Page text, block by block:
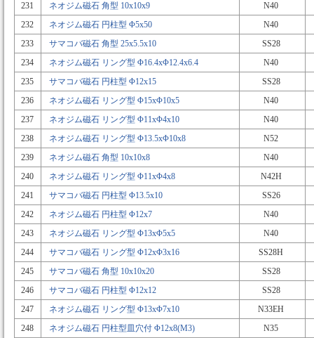
231
ネオジム磁石 角型 10x10x9
N40
232
ネオジム磁石 円柱型 Φ5x50
N40
233
サマコバ磁石 角型 25x5.5x10
SS28
234
ネオジム磁石 リング型 Φ16.4xΦ12.4x6.4
N40
235
サマコバ磁石 円柱型 Φ12x15
SS28
236
ネオジム磁石 リング型 Φ15xΦ10x5
N40
237
ネオジム磁石 リング型 Φ11xΦ4x10
N40
238
ネオジム磁石 リング型 Φ13.5xΦ10x8
N52
239
ネオジム磁石 角型 10x10x8
N40
240
ネオジム磁石 リング型 Φ11xΦ4x8
N42H
241
サマコバ磁石 円柱型 Φ13.5x10
SS26
242
ネオジム磁石 円柱型 Φ12x7
N40
243
ネオジム磁石 リング型 Φ13xΦ5x5
N40
244
サマコバ磁石 リング型 Φ12xΦ3x16
SS28H
245
サマコバ磁石 角型 10x10x20
SS28
246
サマコバ磁石 円柱型 Φ12x12
SS28
247
ネオジム磁石 リング型 Φ13xΦ7x10
N33EH
248
ネオジム磁石 円柱型皿穴付 Φ12x8(M3)
N35